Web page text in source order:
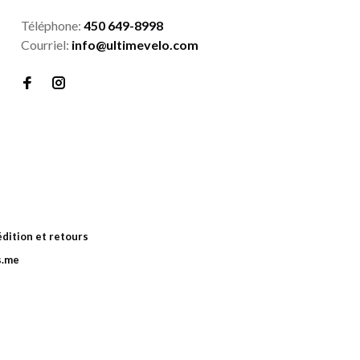
Téléphone: 450 649-8998
Courriel: info@ultimevelo.com
et retours